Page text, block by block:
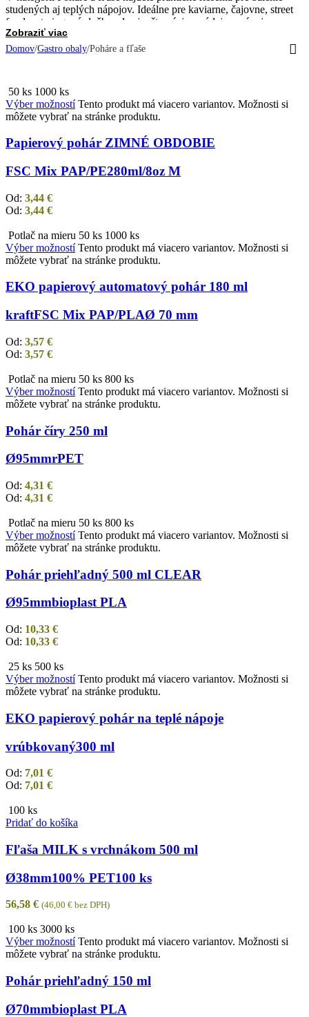
studených aj teplých nápojov. Ideálne pre kaviarne, čajovne, street
food, cateringové služby, ale aj reštaurácie s výdajom nápojov so
sebou. Na výber sú rôzne objemy, materiály a uzatvárania – od
klasických plastových pohárov až po ekologické varianty a
bez
🥤 Poháre na smoothie, džúsy, limonády – transparentné s
vypuklým alebo plochým viečkom
🧃 PET fľaše – ideálne na džúsy, fresh, limonády, cold brew a pod.
♻️ Ekologické poháre a kompostovateľné alternatívy – z PLA alebo
papiera
✔️ Praktické na rozvoz, výdaj aj catering
✔️ Možnosť brandingu (potlač loga, nálepky)
spoľahlivé poháre a fľaše, ktoré vyzerajú dobre a fungujú ešte
Zobraziť viac
Domov/Gastro obaly/Poháre a fľaše
50 ks 1000 ks
Výber možností Tento produkt má viacero variantov. Možnosti si
môžete vybrať na stránke produktu.
Papierový pohár ZIMNÉ OBDOBIE
FSC Mix PAP/PE280ml/8oz M
Od: 3,44 €
Od: 3,44 €
Potlač na mieru 50 ks 1000 ks
Výber možností Tento produkt má viacero variantov. Možnosti si
môžete vybrať na stránke produktu.
EKO papierový automatový pohár 180 ml
kraftFSC Mix PAP/PLAØ 70 mm
Od: 3,57 €
Od: 3,57 €
Potlač na mieru 50 ks 800 ks
Výber možností Tento produkt má viacero variantov. Možnosti si
môžete vybrať na stránke produktu.
Pohár číry 250 ml
Ø95mmrPET
Od: 4,31 €
Od: 4,31 €
Potlač na mieru 50 ks 800 ks
Výber možností Tento produkt má viacero variantov. Možnosti si
môžete vybrať na stránke produktu.
Pohár priehľadný 500 ml CLEAR
Ø95mmbioplast PLA
Od: 10,33 €
Od: 10,33 €
25 ks 500 ks
Výber možností Tento produkt má viacero variantov. Možnosti si
môžete vybrať na stránke produktu.
EKO papierový pohár na teplé nápoje
vrúbkovaný300 ml
Od: 7,01 €
Od: 7,01 €
100 ks
Pridať do košíka
Fľaša MILK s vrchnákom 500 ml
Ø38mm100% PET100 ks
56,58 € (46,00 € bez DPH)
100 ks 3000 ks
Výber možností Tento produkt má viacero variantov. Možnosti si
môžete vybrať na stránke produktu.
Pohár priehľadný 150 ml
Ø70mmbioplast PLA